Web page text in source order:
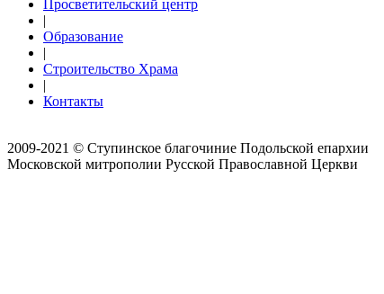
Просветительский центр
|
Образование
|
Строительство Храма
|
Контакты
2009-2021 © Ступинское благочиние Подольской епархии
Московской митрополии Русской Православной Церкви